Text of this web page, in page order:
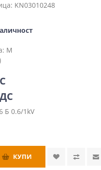
KN03010248
М
Б 0.6/1kV